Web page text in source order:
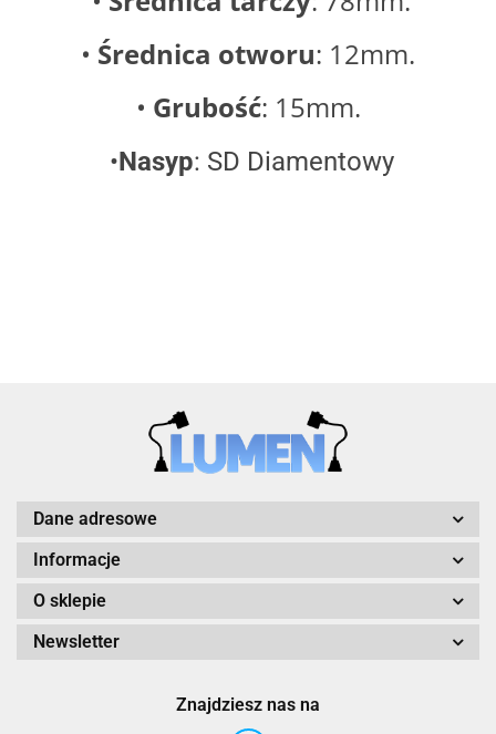
• Średnica otworu: 12mm.
• Grubość: 15mm.
•Nasyp: SD Diamentowy
Dane adresowe
Informacje
O sklepie
Newsletter
Znajdziesz nas na